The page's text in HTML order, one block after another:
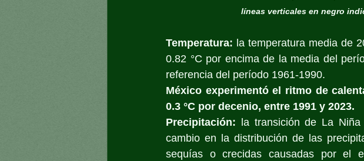
líneas verticales en negro
Temperatura: la temperatura media de
0.82 °C por encima de la media del
referencia del período 1961-1990.
México experimentó el ritmo de
0.3 °C por decenio, entre 1991 y 2023.
Precipitación: la transición de La
cambio en la distribución de las
sequías o crecidas causadas por el